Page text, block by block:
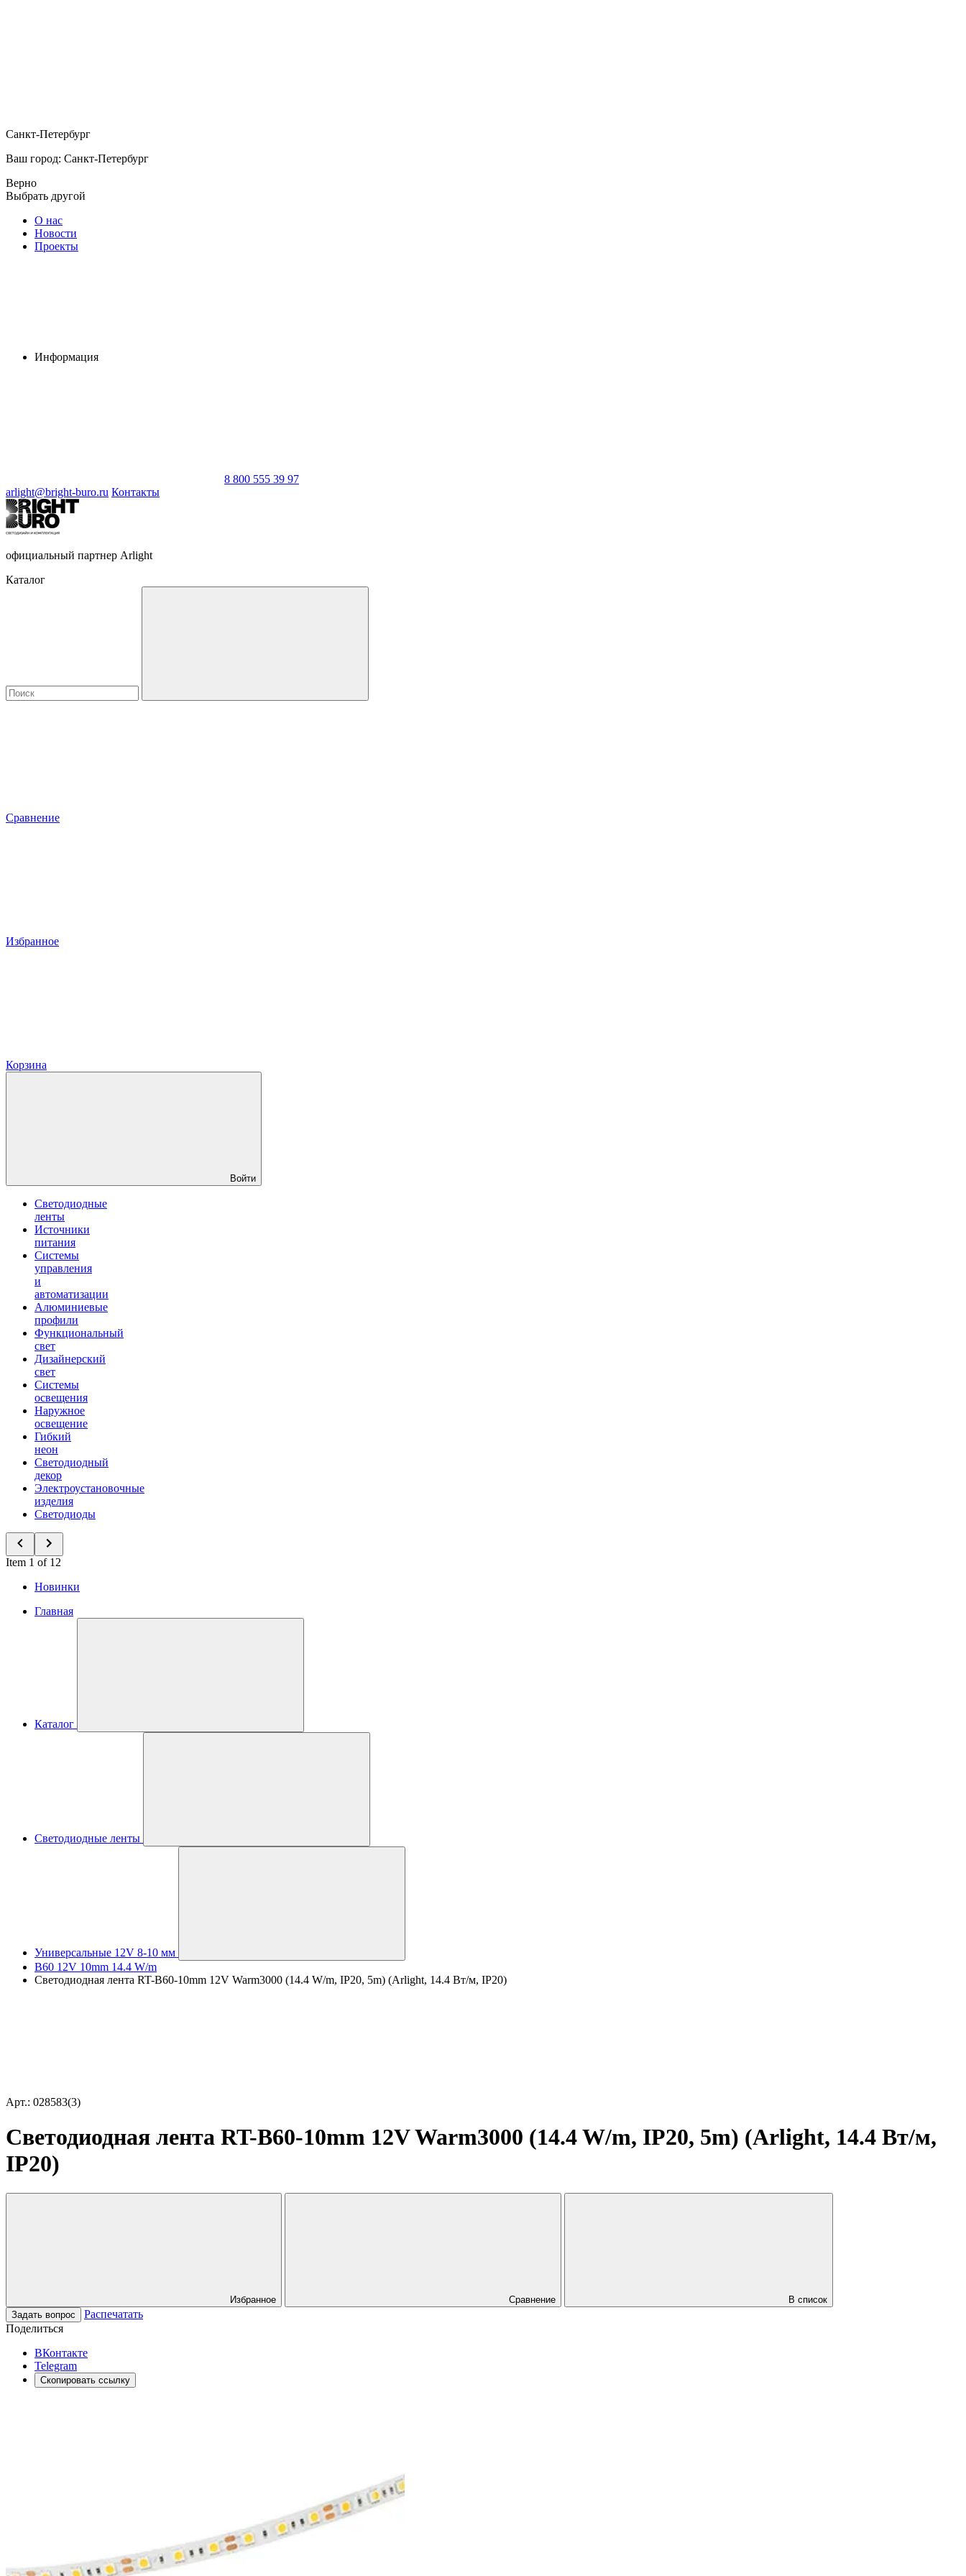
Санкт-Петербург
Ваш город: Санкт-Петербург
Верно
Выбрать другой
О нас
Новости
Проекты
Информация
8 800 555 39 97
arlight@bright-buro.ru Контакты
официальный партнер Arlight
Каталог
Сравнение
Избранное
Корзина
Войти
Светодиодные
ленты
Источники
питания
Системы
управления
и
автоматизации
Алюминиевые
профили
Функциональный
свет
Дизайнерский
свет
Системы
освещения
Наружное
освещение
Гибкий
неон
Светодиодный
декор
Электроустановочные
изделия
Светодиоды
Item 1 of 12
Новинки
Главная
Каталог
Светодиодные ленты
Универсальные 12V 8-10 мм
B60 12V 10mm 14.4 W/m
Светодиодная лента RT-B60-10mm 12V Warm3000 (14.4 W/m, IP20, 5m) (Arlight, 14.4 Вт/м, IP20)
Арт.: 028583(3)
Светодиодная лента RT-B60-10mm 12V Warm3000 (14.4 W/m, IP20, 5m) (Arlight, 14.4 Вт/м,
IP20)
Избранное Сравнение
В список
Задать вопрос
Распечатать
Поделиться
ВКонтакте
Telegram
Скопировать ссылку